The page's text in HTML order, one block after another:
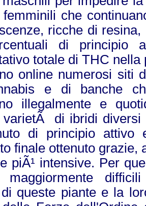
femminili che
ricche di
di principio
totale di THC nella
online numerosi siti
e di banche
illegalmente e
varietÃ di ibridi diversi
di principio
finale ottenuto grazie,
piÃ¹ intensive. Per
maggiormente
queste piante e la